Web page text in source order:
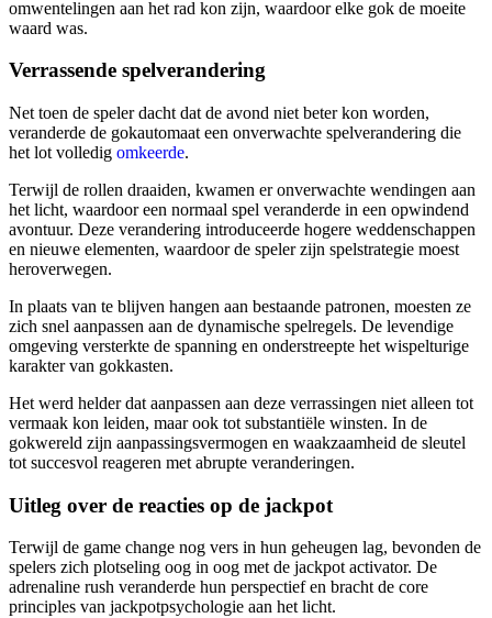
omwentelingen aan het rad kon zijn, waardoor elke gok de moeite
waard was.
Verrassende spelverandering
Net toen de speler dacht dat de avond niet beter kon worden,
veranderde de gokautomaat een onverwachte spelverandering die
het lot volledig omkeerde.
Terwijl de rollen draaiden, kwamen er onverwachte wendingen aan
het licht, waardoor een normaal spel veranderde in een opwindend
avontuur. Deze verandering introduceerde hogere weddenschappen
en nieuwe elementen, waardoor de speler zijn spelstrategie moest
heroverwegen.
In plaats van te blijven hangen aan bestaande patronen, moesten ze
zich snel aanpassen aan de dynamische spelregels. De levendige
omgeving versterkte de spanning en onderstreepte het wispelturige
karakter van gokkasten.
Het werd helder dat aanpassen aan deze verrassingen niet alleen tot
vermaak kon leiden, maar ook tot substantiële winsten. In de
gokwereld zijn aanpassingsvermogen en waakzaamheid de sleutel
tot succesvol reageren met abrupte veranderingen.
Uitleg over de reacties op de jackpot
Terwijl de game change nog vers in hun geheugen lag, bevonden de
spelers zich plotseling oog in oog met de jackpot activator. De
adrenaline rush veranderde hun perspectief en bracht de core
principles van jackpotpsychologie aan het licht.